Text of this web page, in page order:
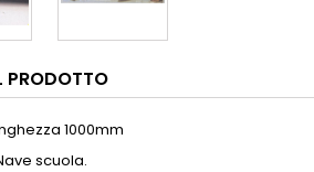
PRODOTTO
1000mm
scuola.